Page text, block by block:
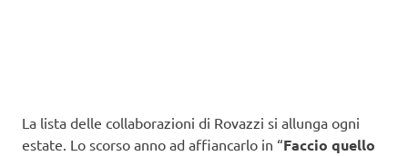
La lista delle collaborazioni di Rovazzi si allunga ogni
estate. Lo scorso anno ad affiancarlo in “Faccio quello